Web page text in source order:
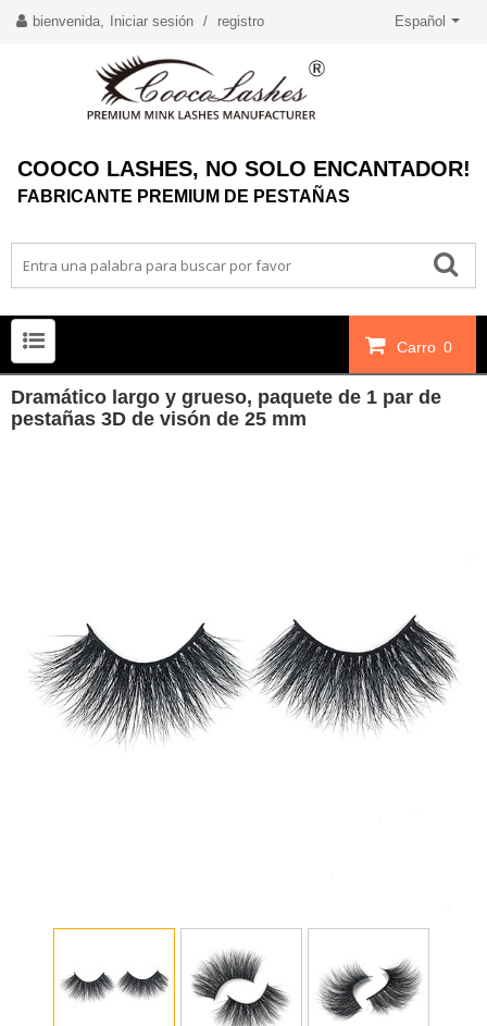
bienvenida, Iniciar sesión / registro Español
COOCO LASHES, NO SOLO ENCANTADOR!
FABRICANTE PREMIUM DE PESTAÑAS
Carro 0
Dramático largo y grueso, paquete de 1 par de
pestañas 3D de visón de 25 mm